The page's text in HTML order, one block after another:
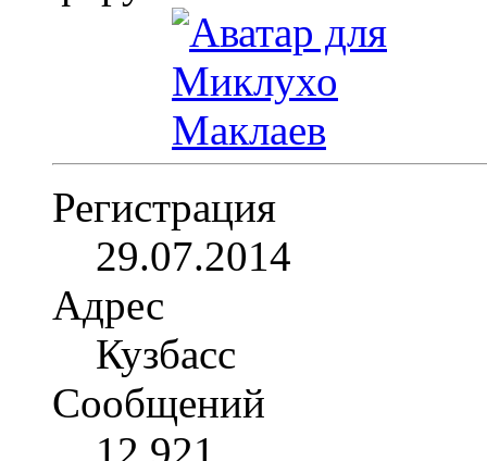
Регистрация
29.07.2014
Адрес
Кузбасс
Сообщений
12,921